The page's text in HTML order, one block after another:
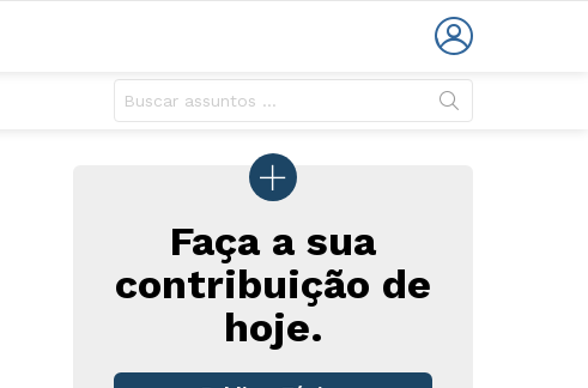
Faça a sua
contribuição de
hoje.